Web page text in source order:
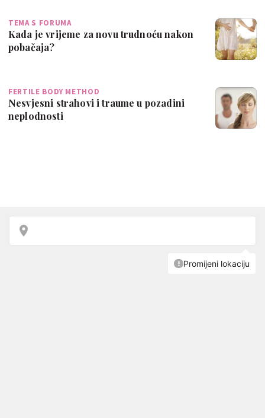
TEMA S FORUMA
Kada je vrijeme za novu trudnoću nakon
pobačaja?
FERTILE BODY METHOD
Nesvjesni strahovi i traume u pozadini
neplodnosti